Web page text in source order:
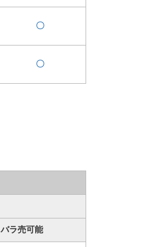
〇
〇
バラ売可能